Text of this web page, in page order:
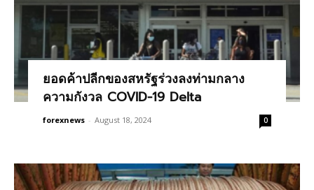
ยอดค้าปลีกของสหรัฐร่วงลงท่ามกลาง
ความกังวล COVID-19 Delta
forexnews - August 18, 2024 0